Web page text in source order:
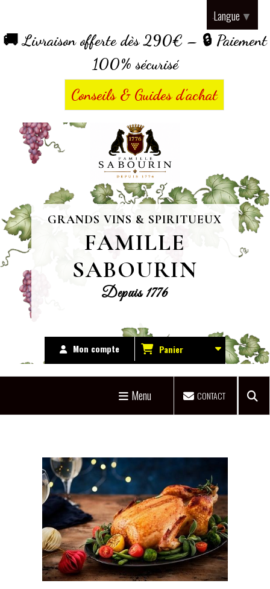
🚚 Livraison offerte dès 290€ – 🔒 Paiement
100% sécurisé
Conseils & Guides d’achat
GRANDS VINS & SPIRITUEUX
FAMILLE
SABOURIN
Depuis 1776
Mon compte Panier
Menu CONTACT
Langue ▼